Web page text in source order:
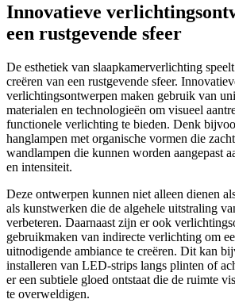
Innovatieve
een rustgevende sfeer
De esthetiek van slaapkamerverlichting
creëren van een rustgevende sfeer.
verlichtingsontwerpen maken gebruik van
materialen en technologieën om visueel
functionele verlichting te bieden. Denk
hanglampen met organische vormen die
wandlampen die kunnen worden aangepast
en intensiteit.
Deze ontwerpen kunnen niet alleen dienen
als kunstwerken die de algehele uitstraling
verbeteren. Daarnaast zijn er ook
gebruikmaken van indirecte verlichting om
uitnodigende ambiance te creëren. Dit kan
installeren van LED-strips langs plinten of
er een subtiele gloed ontstaat die de ruimte
te overweldigen.